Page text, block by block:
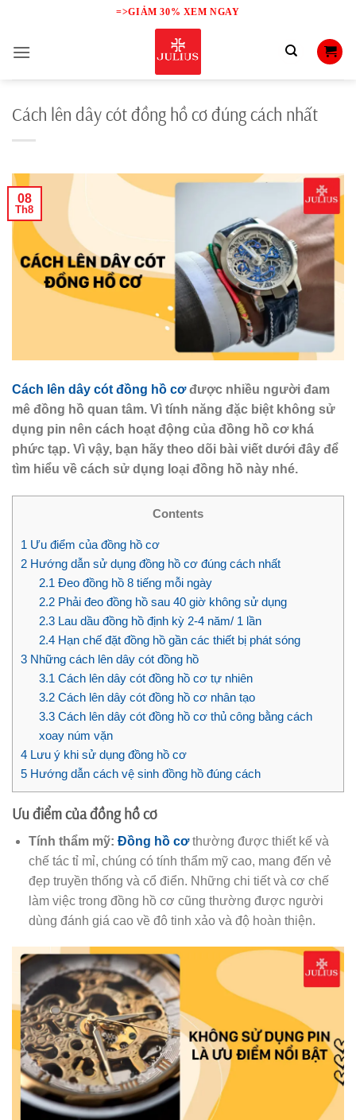
content
=>GIẢM 30% XEM NGAY
Cách lên dây cót đồng hồ cơ đúng cách nhất
08
Th8
Cách lên dây cót đồng hồ cơđược nhiều người đam
mê đồng hồ quan tâm. Vì tính năng đặc biệt không sử
dụng pin nên cách hoạt động của đồng hồ cơ khá
phức tạp. Vì vậy, bạn hãy theo dõi bài viết dưới đây để
tìm hiểu về cách sử dụng loại đồng hồ này nhé.
Contents
1 Ưu điểm của đồng hồ cơ
2 Hướng dẫn sử dụng đồng hồ cơ đúng cách nhất
2.1 Đeo đồng hồ 8 tiếng mỗi ngày
2.2Phải đeo đồng hồ sau 40 giờ không sử dụng
2.3Lau dầu đồng hồ định kỳ 2-4 năm/ 1 lần
2.4Hạn chế đặt đồng hồ gần các thiết bị phát sóng
3 Những cách lên dây cót đồng hồ
3.1 Cách lên dây cót đồng hồ cơ tự nhiên
3.2Cách lên dây cót đồng hồ cơ nhân tạo
3.3Cách lên dây cót đồng hồ cơ thủ công bằng cách
xoay núm vặn
4 Lưu ý khi sử dụng đồng hồ cơ
5 Hướng dẫn cách vệ sinh đồng hồ đúng cách
Ưu điểm của đồng hồ cơ
Tính thẩm mỹ: Đồng hồ cơthường được thiết kế và
chế tác tỉ mỉ, chúng có tính thẩm mỹ cao, mang đến vẻ
đẹp truyền thống và cổ điển. Những chi tiết và cơ chế
làm việc trong đồng hồ cơ cũng thường được người
dùng đánh giá cao về đô tinh xảo và độ hoàn thiện.